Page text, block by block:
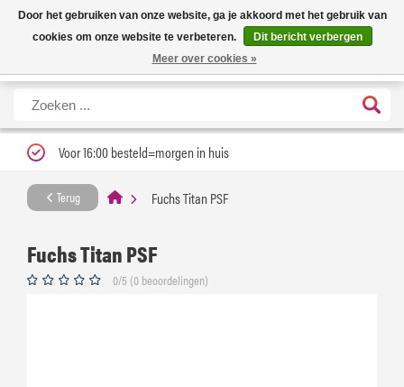
Nieuwe levertijd: 1 tot 3 werkdagen | Nu 25% korting op gehele assortiment
Carfume met kortingscode ''verfrissend''
X
Voor 16:00 besteld=morgen in huis
Terug Fuchs Titan PSF
Fuchs Titan PSF
0/5 (0 beoordelingen)
Door het gebruiken van onze website, ga je akkoord met het gebruik van
cookies om onze website te verbeteren.
Dit bericht verbergen
Meer over cookies »